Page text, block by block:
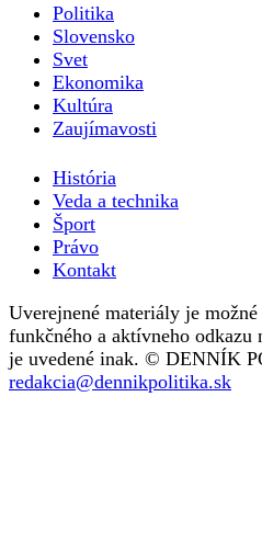
Politika
Slovensko
Svet
Ekonomika
Kultúra
Zaujímavosti
História
Veda a technika
Šport
Právo
Kontakt
Uverejnené materiály je
funkčného a aktívneho
je uvedené inak. © DENNÍK
redakcia@dennikpolitika.sk